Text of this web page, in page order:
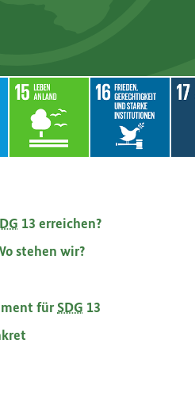
Klimaschutz
unter Wasser
SDG15: Leben an Land
Interner Link SDG16: Frieden,
Interner Link
13 erreichen?
stehen wir?
fürSDG 13